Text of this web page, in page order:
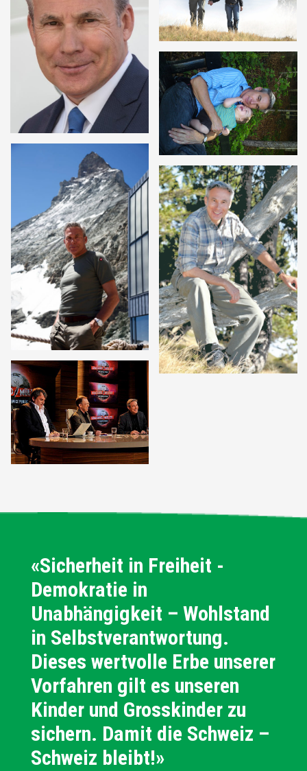
«Sicherheit in Freiheit -
Demokratie in
Unabhängigkeit – Wohlstand
in Selbstverantwortung.
Dieses wertvolle Erbe unserer
Vorfahren gilt es unseren
Kinder und Grosskinder zu
sichern. Damit die Schweiz –
Schweiz bleibt!»